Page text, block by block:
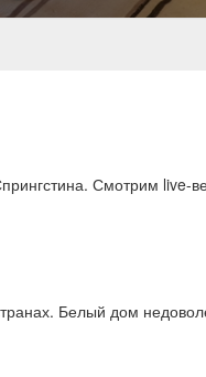
Смотрим live-
Белый дом